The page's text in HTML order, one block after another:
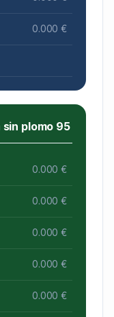
0.000 €
plomo 95
0.000 €
0.000 €
0.000 €
0.000 €
0.000 €